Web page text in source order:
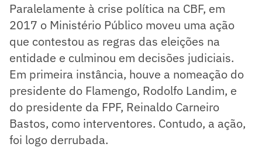
Paralelamente à crise política na CBF, em
2017 o Ministério Público moveu uma ação
que contestou as regras das eleições na
entidade e culminou em decisões judiciais.
Em primeira instância, houve a nomeação do
presidente do Flamengo, Rodolfo Landim, e
do presidente da FPF, Reinaldo Carneiro
Bastos, como interventores. Contudo, a ação,
foi logo derrubada.